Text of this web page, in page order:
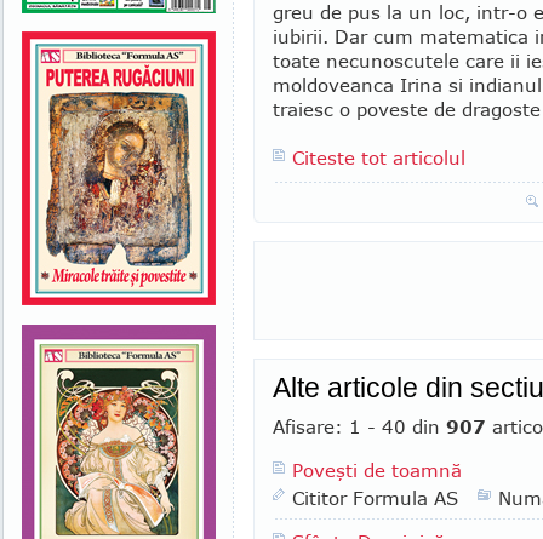
greu de pus la un loc, intr-o
iubirii. Dar cum matematica
toate necunoscutele care ii
moldoveanca Irina si
traiesc o poveste de
Citeste tot articolul
Alte articole din
Afisare: 1 - 40 din 907
Poveşti de toamnă
Cititor Formula AS